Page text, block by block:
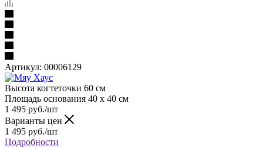
Артикул: 00006129
Высота когтеточки 60 см
Площадь основания 40 x 40 см
1 495 руб./шт
Варианты цен
1 495 руб./шт
Подробности